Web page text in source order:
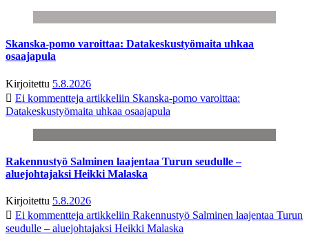
Skanska-pomo varoittaa: Datakeskustyömaita uhkaa
osaajapula
Kirjoitettu 5.8.2026
Ei kommentteja artikkeliin Skanska-pomo varoittaa:
Datakeskustyömaita uhkaa osaajapula
Rakennustyö Salminen laajentaa Turun seudulle –
aluejohtajaksi Heikki Malaska
Kirjoitettu 5.8.2026
Ei kommentteja artikkeliin Rakennustyö Salminen laajentaa Turun
seudulle – aluejohtajaksi Heikki Malaska